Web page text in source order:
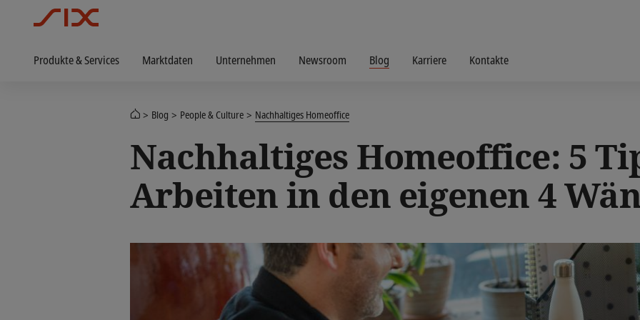
Produkte & Services Marktdaten Unternehmen Newsroom Blog Karriere Kontakte
Blog People & Culture Nachhaltiges Homeoffice
Nachhaltiges Homeoffice: 5
Arbeiten in den eigenen 4